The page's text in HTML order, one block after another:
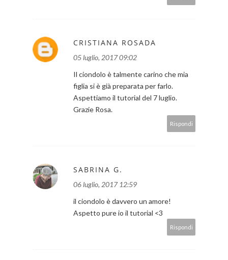
CRISTIANA ROSADA
05 luglio, 2017 09:02
Il ciondolo è talmente carino che mia
figlia si è già preparata per farlo.
Aspettiamo il tutorial del 7 luglio.
Grazie Rosa.
Rispondi
SABRINA G.
06 luglio, 2017 12:59
il ciondolo è davvero un amore!
Aspetto pure io il tutorial <3
Rispondi